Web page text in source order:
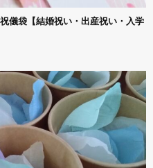
儀袋【結婚祝い・出産祝い・入学